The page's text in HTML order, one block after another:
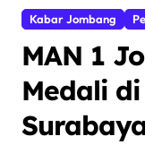
Kabar Jombang
MAN 1
Medali